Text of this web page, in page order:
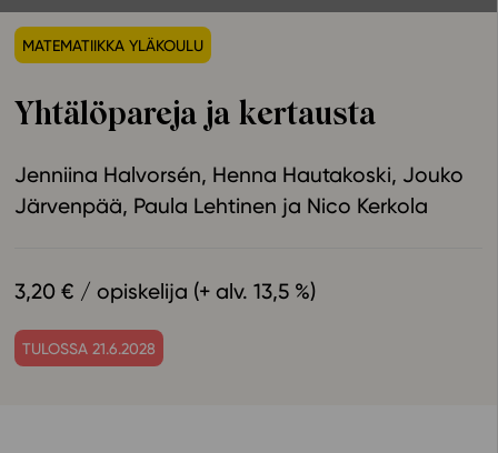
Yläkoulu
Lukio
Ominaisuudet
Webinaari­tallenteet
Yhteisö
Ohjevideot
Oppikirjailijat
Tiimi
MATEMATIIKKA YLÄKOULU
Yhtälöpareja ja kertausta
Jenniina Halvorsén Henna Hautakoski Jouko
Järvenpää Paula Lehtinen Nico Kerkola
3,20 € / opiskelija (+ alv. 13,5 %)
TULOSSA 21.6.2028